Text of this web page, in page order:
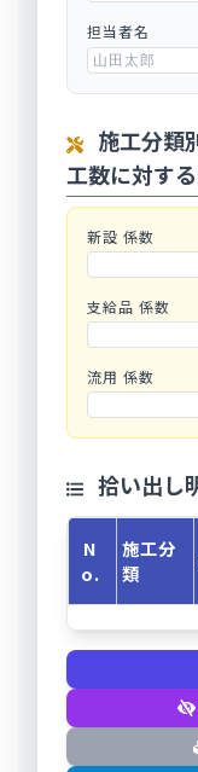
担当者名
施工分類
工数に対す
新設 係数
支給品 係数
流用 係数
拾い出し
N
o.
施工分
類